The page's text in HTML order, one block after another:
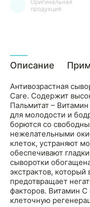
Оригинальная
продукция
Описание
Антивозрастная
Care. Содержит
Пальмитат –
для молодости и
борются со
нежелательными
клеток, устраняют
обеспечивают
сыворотки
экстрактов, который
предотвращает
факторов. Витамин
клеточную